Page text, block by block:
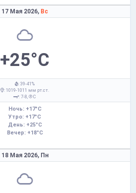
17 Мая 2026, Вс
+25°C
: 39-41%
: 1019-1011 мм рт.ст.
: 7-8,
С
Ночь: +17°C
Утро: +17°C
День: +25°C
Вечер: +18°C
18 Мая 2026, Пн